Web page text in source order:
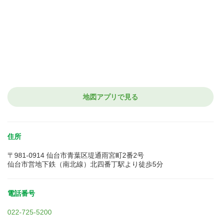
地図アプリで見る
住所
〒981-0914 仙台市青葉区堤通雨宮町2番2号
仙台市営地下鉄（南北線）北四番丁駅より徒歩5分
電話番号
022-725-5200